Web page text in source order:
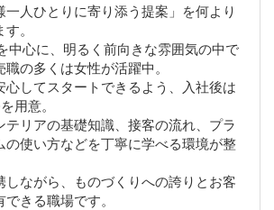
一人ひとりに寄り添う提案」を何より
。
中心に、明るく前向きな雰囲気の中で
の多くは女性が活躍中。
心してスタートできるよう、入社後は
用意。
テリアの基礎知識、接客の流れ、プラ
の使い方などを丁寧に学べる環境が整
しながら、ものづくりへの誇りとお客
きる職場です。